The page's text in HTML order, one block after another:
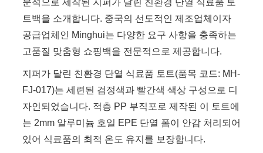
문적으로 제작된 지퍼가 달린 친환경 단열 식료품 토
트백을 소개합니다. 중국의 선도적인 제조업체이자
공급업체인 Minghui는 다양한 요구 사항을 충족하는
고품질 맞춤형 쇼핑백을 전문적으로 제공합니다.
지퍼가 달린 친환경 단열 식료품 토트(품목 코드: MH-
FJ-017)는 세련된 검정색과 빨간색 색상 구성으로 디
자인되었습니다. 적층 PP 부직포로 제작된 이 토트에
는 2mm 알루미늄 호일 EPE 단열 폼이 안감 처리되어
있어 식료품의 최적 온도 유지를 보장합니다.